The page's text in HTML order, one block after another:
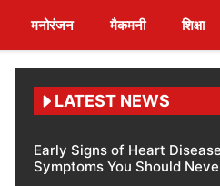
मनोरंजन मैकमनी शिक्षा
LATEST NEWS
Early Signs of Heart
Symptoms You Should